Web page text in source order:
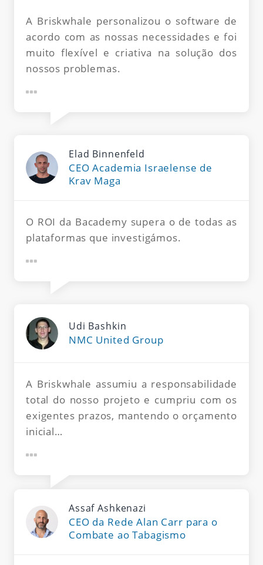
A Briskwhale personalizou o software de
acordo com as nossas necessidades e foi
muito flexível e criativa na solução dos
nossos problemas.
Elad Binnenfeld
CEO Academia Israelense de
Krav Maga
O ROI da Bacademy supera o de todas as
plataformas que investigámos.
Udi Bashkin
NMC United Group
A Briskwhale assumiu a responsabilidade
total do nosso projeto e cumpriu com os
exigentes prazos, mantendo o orçamento
inicial…
Assaf Ashkenazi
CEO da Rede Alan Carr para o
Combate ao Tabagismo